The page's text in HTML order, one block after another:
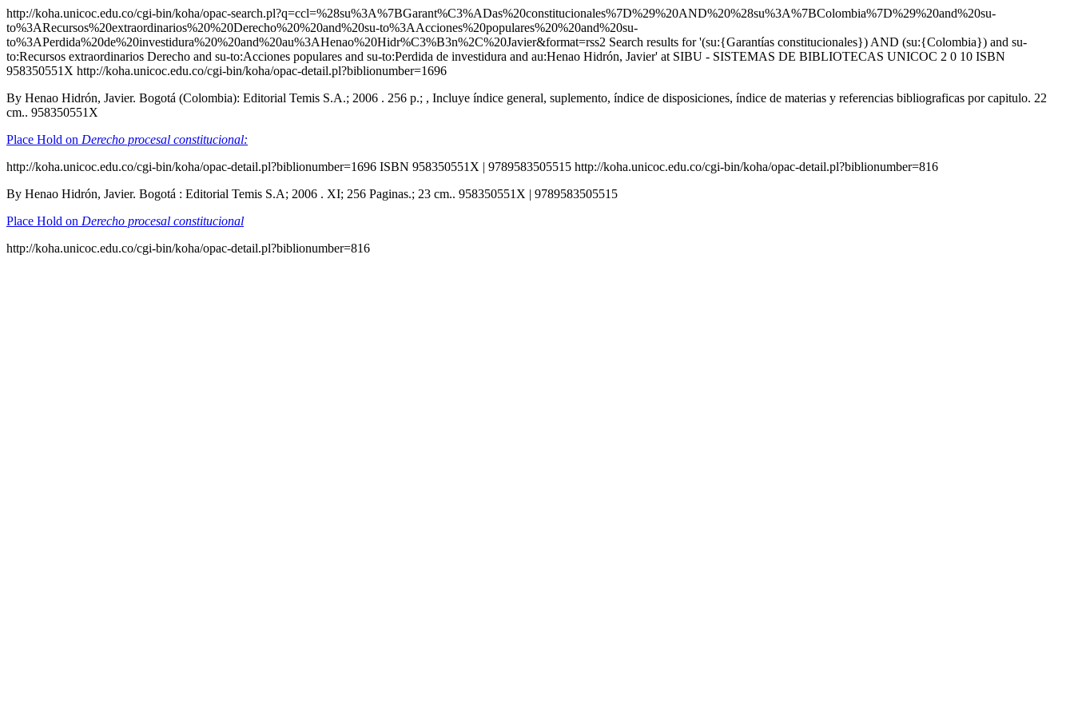
http://koha.unicoc.edu.co/cgi-bin/koha/opac-search.pl?q=ccl=%28su%3A%7BGarant%C3%ADas%20constitucionales%7D%29%20AND%20%28su%3A%7BColombia%7D%29%20and%20su-
to%3ARecursos%20extraordinarios%20%20Derecho%20%20and%20su-to%3AAcciones%20populares%20%20and%20su-
to%3APerdida%20de%20investidura%20%20and%20au%3AHenao%20Hidr%C3%B3n%2C%20Javier&format=rss2 Search results for '(su:{Garantías constitucionales}) AND (su:{Colombia}) and su-
to:Recursos extraordinarios Derecho and su-to:Acciones populares and su-to:Perdida de investidura and au:Henao Hidrón, Javier' at SIBU - SISTEMAS DE BIBLIOTECAS UNICOC 2 0 10 ISBN
958350551X http://koha.unicoc.edu.co/cgi-bin/koha/opac-detail.pl?biblionumber=1696
By Henao Hidrón, Javier. Bogotá (Colombia): Editorial Temis S.A.; 2006 . 256 p.; , Incluye índice general, suplemento, índice de disposiciones, índice de materias y referencias bibliograficas por capitulo. 22
cm.. 958350551X
Place Hold on Derecho procesal constitucional:
http://koha.unicoc.edu.co/cgi-bin/koha/opac-detail.pl?biblionumber=1696 ISBN 958350551X | 9789583505515 http://koha.unicoc.edu.co/cgi-bin/koha/opac-detail.pl?biblionumber=816
By Henao Hidrón, Javier. Bogotá : Editorial Temis S.A; 2006 . XI; 256 Paginas.; 23 cm.. 958350551X | 9789583505515
Place Hold on Derecho procesal constitucional
http://koha.unicoc.edu.co/cgi-bin/koha/opac-detail.pl?biblionumber=816